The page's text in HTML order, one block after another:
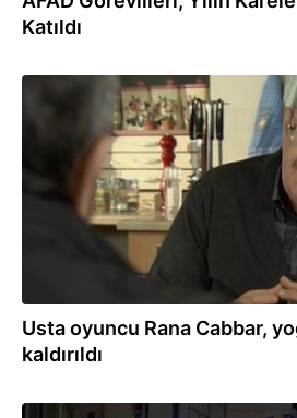
Katıldı
08.04.2023
Usta oyuncu Rana Cabbar,
kaldırıldı